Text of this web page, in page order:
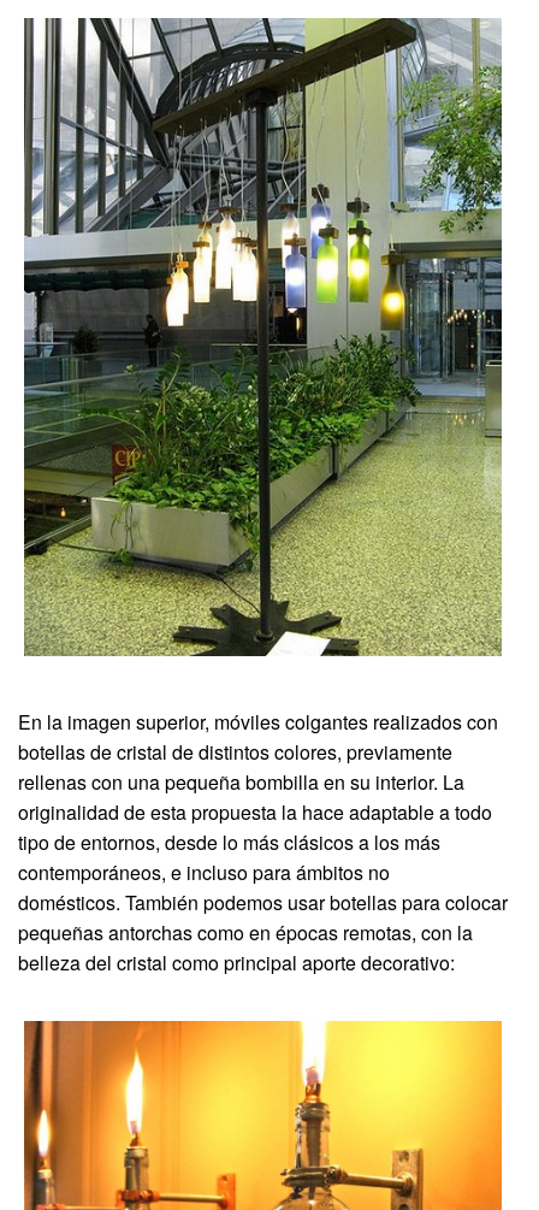
En la imagen superior, móviles colgantes realizados con
botellas de cristal de distintos colores, previamente
rellenas con una pequeña bombilla en su interior. La
originalidad de esta propuesta la hace adaptable a todo
tipo de entornos, desde lo más clásicos a los más
contemporáneos, e incluso para ámbitos no
domésticos. También podemos usar botellas para colocar
pequeñas antorchas como en épocas remotas, con la
belleza del cristal como principal aporte decorativo: